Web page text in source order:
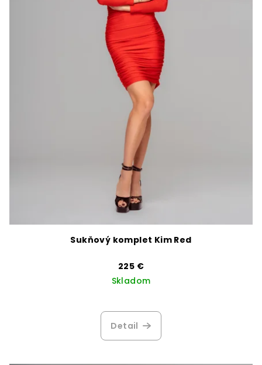
Sukňový komplet Kim Red
225 €
Skladom
Detail